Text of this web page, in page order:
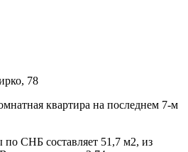
78
квартира на последнем 7-м
СНБ составляет 51,7 м2, из